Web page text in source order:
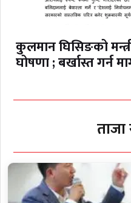
कुलमान घिसिङको
घोषणा ; बर्खास्त गर्न